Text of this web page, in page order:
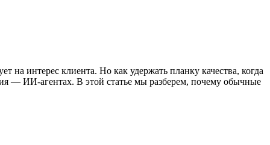
на интерес клиента. Но как удержать планку качества, когда
— ИИ-агентах. В этой статье мы разберем, почему обычные